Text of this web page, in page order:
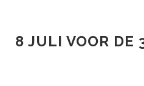
8 JULI VOOR DE